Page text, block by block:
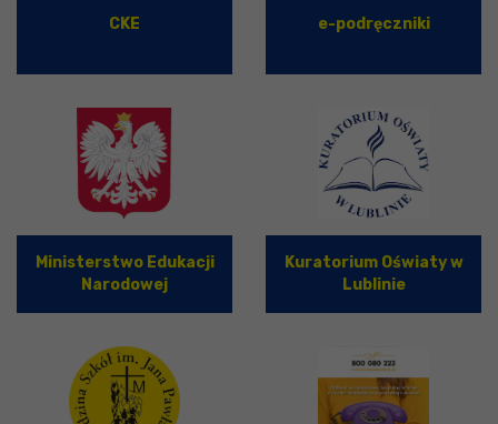
CKE e-podręczniki
Ministerstwo Edukacji
Narodowej
Kuratorium Oświaty w
Lublinie